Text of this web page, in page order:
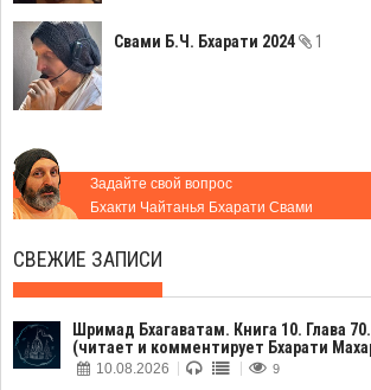
Свами Б.Ч. Бхарати 2024 1
Задайте свой вопрос
Бхакти Чайтанья Бхарати Свами
СВЕЖИЕ ЗАПИСИ
Шримад Бхагаватам. Книга 10. Глава
(читает и комментирует Бхарати
10.08.2026 9